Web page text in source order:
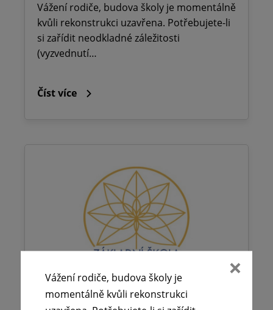
Vážení rodiče, budova školy je momentálně
kvůli rekonstrukci uzavřena. Potřebujete-li
si zařídit neodkladné záležitosti
(vyzvednutí…
Číst více
Vážení rodiče, budova školy je
momentálně kvůli rekonstrukci